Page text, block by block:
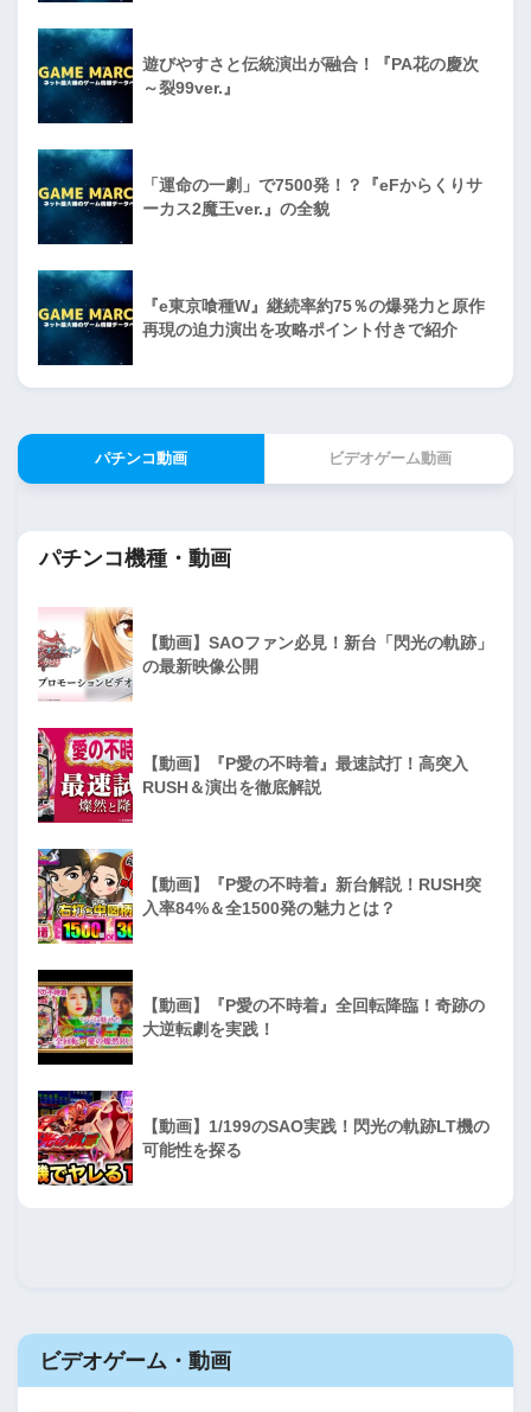
遊びやすさと伝統演出が融合！『PA花の慶次
～裂99ver.』
「運命の一劇」で7500発！？『eFからくりサ
ーカス2魔王ver.』の全貌
『e東京喰種W』継続率約75％の爆発力と原作
再現の迫力演出を攻略ポイント付きで紹介
パチンコ動画 ビデオゲーム動画
パチンコ機種・動画
【動画】SAOファン必見！新台「閃光の軌跡」
の最新映像公開
【動画】『P愛の不時着』最速試打！高突入
RUSH＆演出を徹底解説
【動画】『P愛の不時着』新台解説！RUSH突
入率84%＆全1500発の魅力とは？
【動画】『P愛の不時着』全回転降臨！奇跡の
大逆転劇を実践！
【動画】1/199のSAO実践！閃光の軌跡LT機の
可能性を探る
ビデオゲーム・動画